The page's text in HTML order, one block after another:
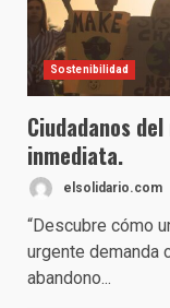
Sostenibilidad
Ciudadanos
inmediata.
elsolidario.com
“Descubre cómo
urgente demanda
abandono...